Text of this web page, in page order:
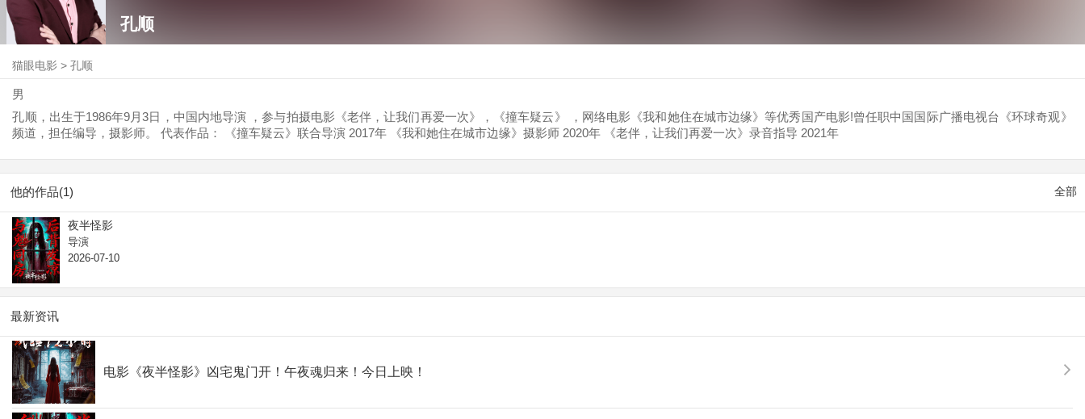
孔顺
猫眼电影 >孔顺
男
孔顺，出生于1986年9月3日，中国内地导演 ，参与拍摄电影《老伴，让我们再爱一次》，《撞车疑云》 ，网络电影《我和她住在城市边缘》等优秀国产电影!曾任职中国国际广播电视台《环球奇观》
频道，担任编导，摄影师。 代表作品： 《撞车疑云》联合导演 2017年 《我和她住在城市边缘》摄影师 2020年 《老伴，让我们再爱一次》录音指导 2021年
他的作品(1) 全部
夜半怪影
导演
2026-07-10
最新资讯
电影《夜半怪影》凶宅鬼门开！午夜魂归来！今日上映！